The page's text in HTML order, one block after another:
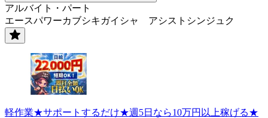
アルバイト・パート
エースパワーカブシキガイシャ アシストシンジュク
軽作業★サポートするだけ★週5日なら10万円以上稼げる★